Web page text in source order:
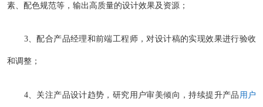
素、配色规范等，输出高质量的设计效果及资源；
3、配合产品经理和前端工程师，对设计稿的实现效果进行验收
和调整；
4、关注产品设计趋势，研究用户审美倾向，持续提升产品 用户